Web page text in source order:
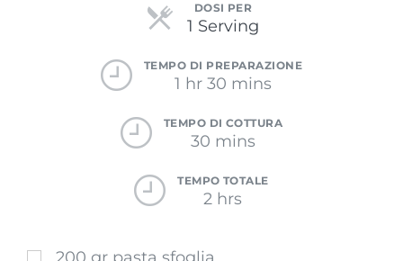
DOSI PER
1 Serving
TEMPO DI PREPARAZIONE
1 hr 30 mins
TEMPO DI COTTURA
30 mins
TEMPO TOTALE
2 hrs